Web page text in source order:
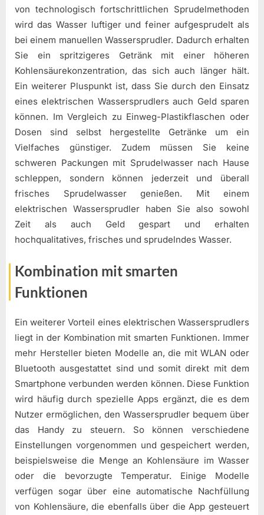
von technologisch fortschrittlichen Sprudelmethoden
wird das Wasser luftiger und feiner aufgesprudelt als
bei einem manuellen Wassersprudler. Dadurch erhalten
Sie ein spritzigeres Getränk mit einer höheren
Kohlensäurekonzentration, das sich auch länger hält.
Ein weiterer Pluspunkt ist, dass Sie durch den Einsatz
eines elektrischen Wassersprudlers auch Geld sparen
können. Im Vergleich zu Einweg-Plastikflaschen oder
Dosen sind selbst hergestellte Getränke um ein
Vielfaches günstiger. Zudem müssen Sie keine
schweren Packungen mit Sprudelwasser nach Hause
schleppen, sondern können jederzeit und überall
frisches Sprudelwasser genießen. Mit einem
elektrischen Wassersprudler haben Sie also sowohl
Zeit als auch Geld gespart und erhalten
hochqualitatives, frisches und sprudelndes Wasser.
Kombination mit smarten
Funktionen
Ein weiterer Vorteil eines elektrischen Wassersprudlers
liegt in der Kombination mit smarten Funktionen. Immer
mehr Hersteller bieten Modelle an, die mit WLAN oder
Bluetooth ausgestattet sind und somit direkt mit dem
Smartphone verbunden werden können. Diese Funktion
wird häufig durch spezielle Apps ergänzt, die es dem
Nutzer ermöglichen, den Wassersprudler bequem über
das Handy zu steuern. So können verschiedene
Einstellungen vorgenommen und gespeichert werden,
beispielsweise die Menge an Kohlensäure im Wasser
oder die bevorzugte Temperatur. Einige Modelle
verfügen sogar über eine automatische Nachfüllung
von Kohlensäure, die ebenfalls über die App gesteuert